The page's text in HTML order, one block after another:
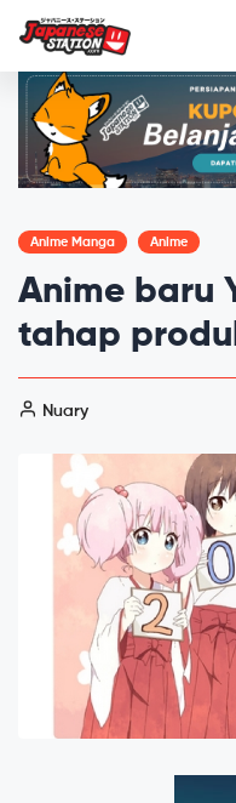
Anime Manga Anime
Anime baru
tahap
Nuary